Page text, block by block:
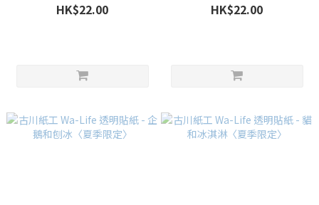
限定〉
HK$22.00
季限定〉
HK$22.00